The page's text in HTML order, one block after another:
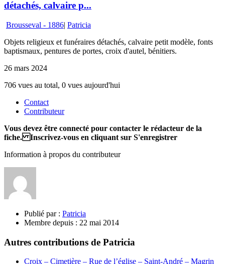
détachés, calvaire p...
Brousseval - 1886| Patricia
Objets religieux et funéraires détachés, calvaire petit modèle, fonts
baptismaux, pentures de portes, croix d'autel, bénitiers.
26 mars 2024
706 vues au total, 0 vues aujourd'hui
Contact
Contributeur
Vous devez être connecté pour contacter le rédacteur de la
fiche. Inscrivez-vous en cliquant sur S'enregistrer
Information à propos du contributeur
Publié par : Patricia
Membre depuis : 22 mai 2014
Autres contributions de Patricia
Croix – Cimetière – Rue de l’église – Saint-André – Magrin